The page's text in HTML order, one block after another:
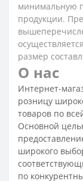
минимальную
продукции.
размер
О нас
Интернет-
розницу
товаров по
Основной
широкого
по